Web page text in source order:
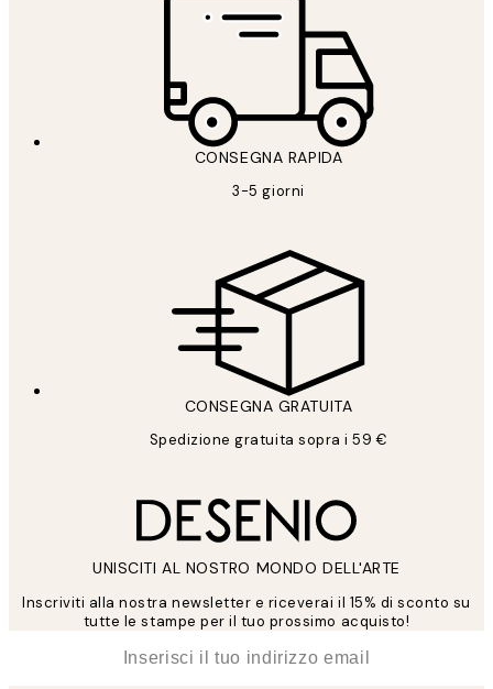
CONSEGNA RAPIDA
3-5 giorni
CONSEGNA GRATUITA
Spedizione gratuita sopra i 59 €
UNISCITI AL NOSTRO MONDO DELL'ARTE
Inscriviti alla nostra newsletter e riceverai il 15% di sconto su
tutte le stampe per il tuo prossimo acquisto!